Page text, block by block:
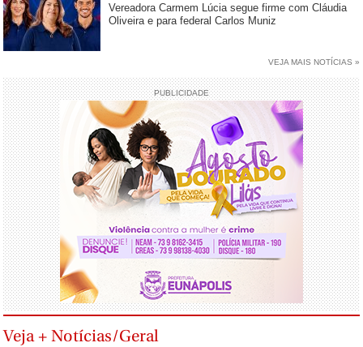
Vereadora Carmem Lúcia segue firme com Cláudia
Oliveira e para federal Carlos Muniz
VEJA MAIS NOTÍCIAS »
PUBLICIDADE
Veja + Notícias/Geral